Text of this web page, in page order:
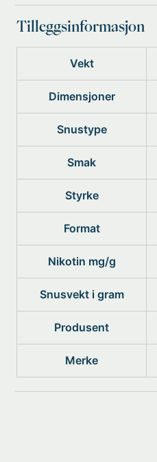
Tilleggsinformasjon
Vekt
Dimensjoner
Snustype
Smak
Styrke
Format
Nikotin mg/g
Snusvekt i gram
Produsent
Merke